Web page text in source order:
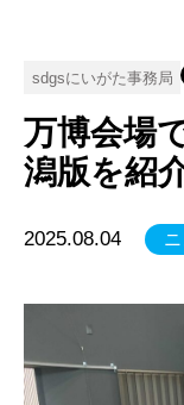
sdgsにいがた事務局
万博会場
潟版を紹
2025.08.04